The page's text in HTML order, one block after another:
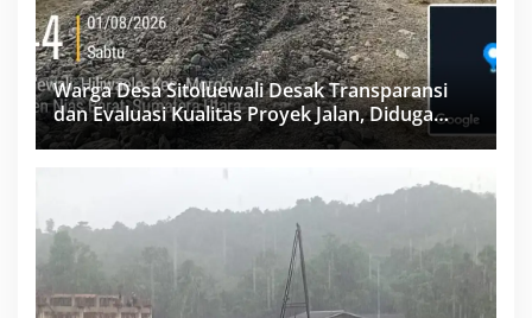
Warga Desa Sitoluewali Desak Transparansi
dan Evaluasi Kualitas Proyek Jalan, Diduga
Minim Informasi